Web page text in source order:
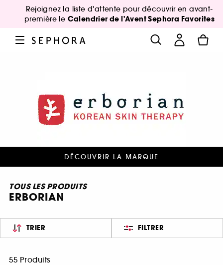
Rejoignez la liste d'attente pour découvrir en avant-
première le Calendrier de l'Avent Sephora Favorites
DÉCOUVRIR LA MARQUE
TOUS LES PRODUITS
ERBORIAN
TRIER FILTRER
55 Produits